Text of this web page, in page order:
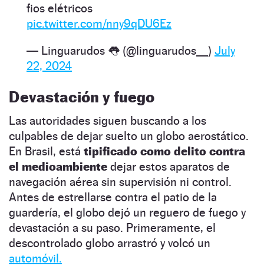
fios elétricos
pic.twitter.com/nny9qDU6Ez
— Linguarudos 👅 (@linguarudos__) July
22, 2024
Devastación y fuego
Las autoridades siguen buscando a los
culpables de dejar suelto un globo aerostático.
En Brasil, está tipificado como delito contra
el medioambiente dejar estos aparatos de
navegación aérea sin supervisión ni control.
Antes de estrellarse contra el patio de la
guardería, el globo dejó un reguero de fuego y
devastación a su paso. Primeramente, el
descontrolado globo arrastró y volcó un
automóvil.